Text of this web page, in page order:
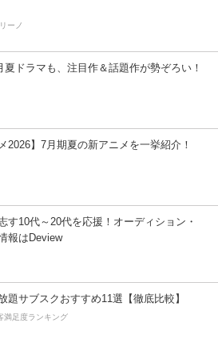
ーノ
夏ドラマも、注目作＆話題作が勢ぞろい！
2026】7月期夏の新アニメを一挙紹介！
す10代～20代を応援！オーディション・
報はDeview
題サブスクおすすめ11選【徹底比較】
満足度ランキング